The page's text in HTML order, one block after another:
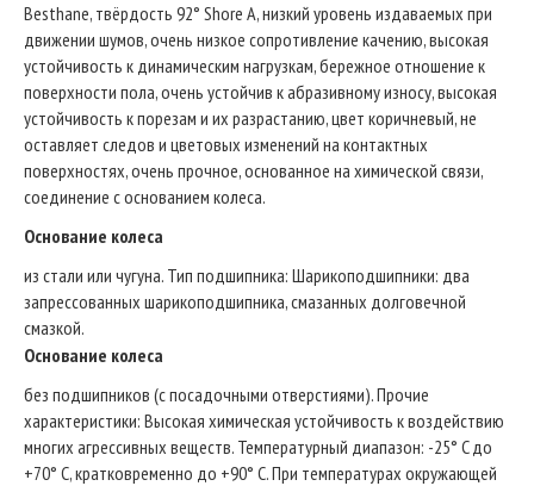
Besthane, твёрдость 92° Shore A, низкий уровень издаваемых при
движении шумов, очень низкое сопротивление качению, высокая
устойчивость к динамическим нагрузкам, бережное отношение к
поверхности пола, очень устойчив к абразивному износу, высокая
устойчивость к порезам и их разрастанию, цвет коричневый, не
оставляет следов и цветовых изменений на контактных
поверхностях, очень прочное, основанное на химической связи,
соединение с основанием колеса.
Основание колеса
из стали или чугуна. Тип подшипникa: Шарикоподшипники: два
запрессованных шарикоподшипника, смазанных долговечной
смазкой.
Основание колеса
без подшипников (с посадочными отверстиями). Прочие
характеристики: Высокая химическая устойчивость к воздействию
многих агрессивных веществ. Температурный диапазон: -25° C до
+70° C, кратковременно до +90° C. При температурах окружающей